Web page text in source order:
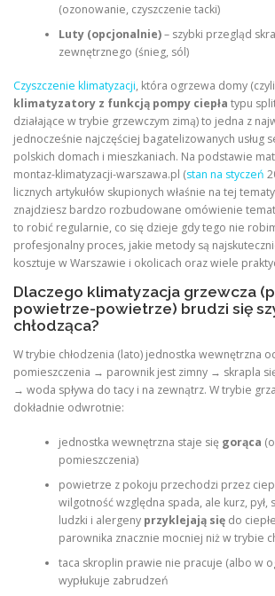
(ozonowanie, czyszczenie tacki)
Luty (opcjonalnie)– szybki przegląd
zewnętrznego (śnieg, sól)
Czyszczenie klimatyzacji, która ogrzewa domy
klimatyzatory z funkcją pompy ciepła typu
działające w trybie grzewczym zimą) to jedna z
jednocześnie najczęściej bagatelizowanych usług
polskich domach i mieszkaniach. Na podstawie
montaz-klimatyzacji-warszawa.pl (stan na styczeń
licznych artykułów skupionych właśnie na tej
znajdziesz bardzo rozbudowane omówienie
to robić regularnie, co się dzieje gdy tego nie
profesjonalny proces, jakie metody są
kosztuje w Warszawie i okolicach oraz wiele
Dlaczego klimatyzacja grzewcza
powietrze-powietrze) brudzi się
chłodząca?
W trybie chłodzenia (lato) jednostka wewnętrzna
pomieszczenia → parownik jest zimny → skrapla
→ woda spływa do tacy i na zewnątrz. W trybie
dokładnie odwrotnie:
jednostka wewnętrzna staje się gorąca
pomieszczenia)
powietrze z pokoju przechodzi przez
wilgotność względna spada, ale kurz, pył,
ludzki i alergeny przyklejają siędo
parownika znacznie mocniej niż w trybie
taca skroplin prawie nie pracuje (albo w
wypłukuje zabrudzeń